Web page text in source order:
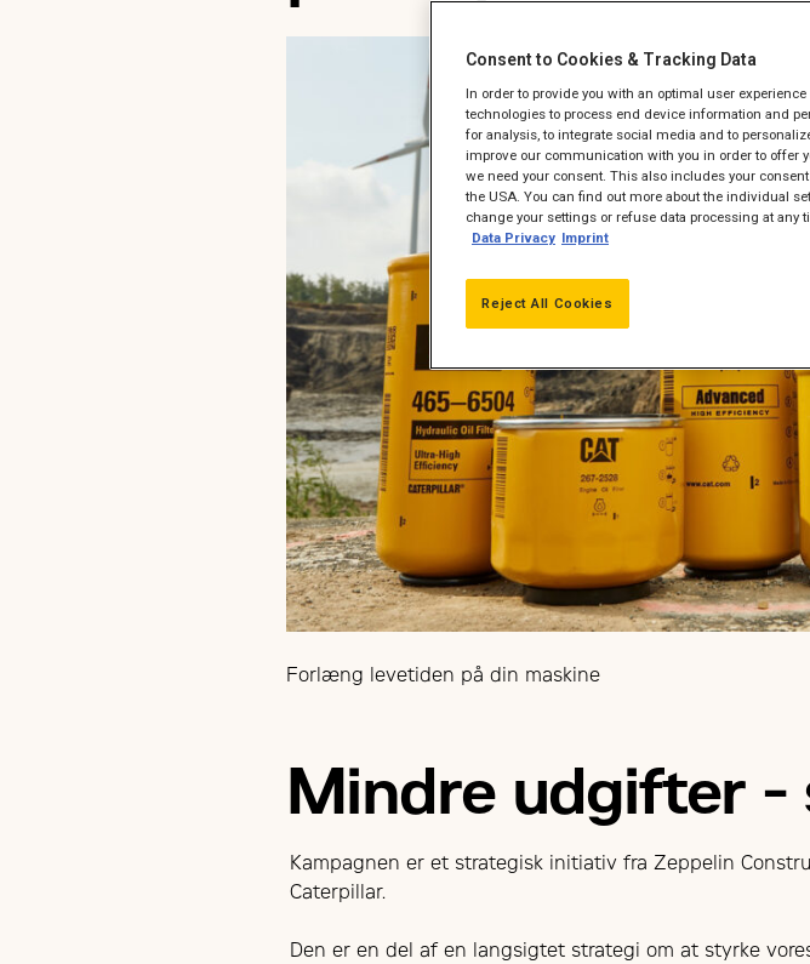
Forlæng levetiden på din maskine
Mindre udgifter -
Kampagnen er et strategisk initiativ fra Zeppelin
Caterpillar.
Den er en del af en langsigtet strategi om at styrke
Consent to Cookies & Tracking Data
In order to provide you with an optimal user
technologies to process end device information and
for analysis, to integrate social media and to
improve our communication with you in order to offer
we need your consent. This also includes your
the USA. You can find out more about the individual
change your settings or refuse data processing at any
Data Privacy Imprint
Reject All Cookies